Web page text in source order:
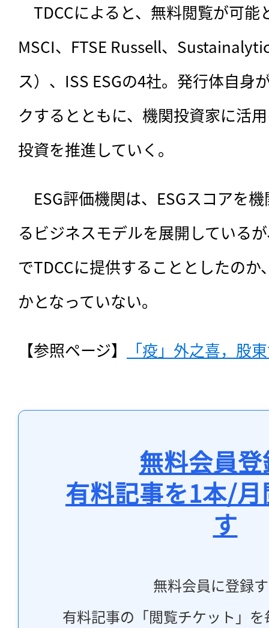
TDCCによると、 無料閲覧が可能
MSCI、FTSE Russell、
ス）、ISS ESGの4社。発行体自身
クするとともに、機関投資家に活
投資を推進していく。
ESG評価機関は、ESGスコアを
るビジネスモデルを展開している
でTDCCに提供することとしたの
かとなっていない。
【参照ページ】 「疫」外之喜，股
無料会員
有料記事を1本/
す
無料会員に登録
有料記事の「閲覧チケット」